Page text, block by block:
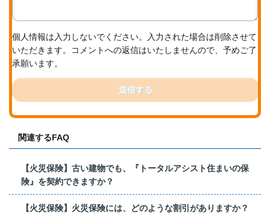
個人情報は入力しないでください。入力された場合は削除させて
いただきます。コメントへの返信はいたしませんので、予めご了
承願います。
送信する
関連するFAQ
【火災保険】古い建物でも、『トータルアシスト住まいの保
険』を契約できますか？
【火災保険】火災保険には、どのような割引がありますか？